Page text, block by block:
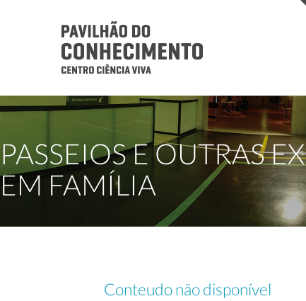
PASSEIOS E OUTRAS
EM FAMÍLIA
Conteudo não disponível